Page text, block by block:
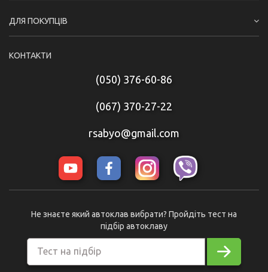
ДЛЯ ПОКУПЦІВ
КОНТАКТИ
(050) 376-60-86
(067) 370-27-22
rsabyo@gmail.com
Тест на підбір
Не знаєте який автоклав вибрати? Пройдіть тест на
підбір автоклаву